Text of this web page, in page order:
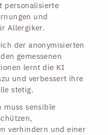
personalisierte
und
Allergiker.
der anonymisierten
gemessenen
lernt die KI
und verbessert ihre
stetig.
muss sensible
verhindern und einer